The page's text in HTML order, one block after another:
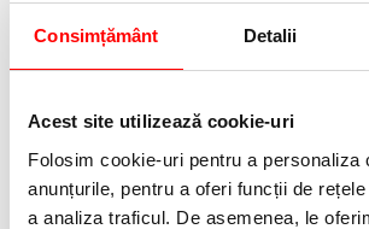
Consimțământ Detalii
Acest site utilizează cookie-uri
Folosim cookie-uri pentru a personaliza
anunțurile, pentru a oferi funcții de
a analiza traficul. De asemenea, le